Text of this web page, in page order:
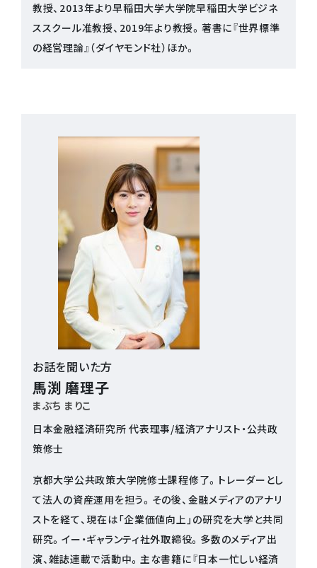
教授、2013年より早稲田大学大学院早稲田大学ビジネ
ススクール准教授、2019年より教授。著書に『世界標準
の経営理論』（ダイヤモンド社）ほか。
お話を聞いた方
馬渕 磨理子
まぶち まりこ
日本金融経済研究所 代表理事/経済アナリスト・公共政
策修士
京都大学公共政策大学院修士課程修了。トレーダーとし
て法人の資産運用を担う。その後、金融メディアのアナリ
ストを経て、現在は「企業価値向上」の研究を大学と共同
研究。イー・ギャランティ社外取締役。多数のメディア出
演、雑誌連載で活動中。主な書籍に『日本一忙しい経済